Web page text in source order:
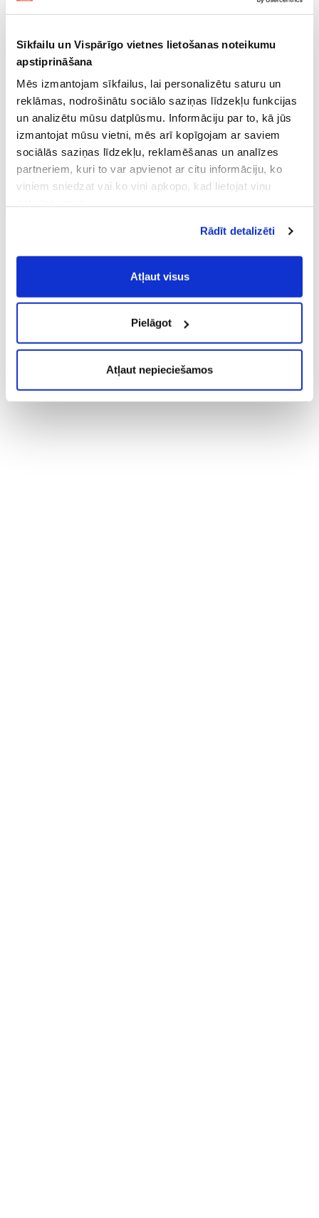
Sīkfailu un Vispārīgo vietnes lietošanas noteikumu
apstiprināšana
Mēs izmantojam sīkfailus, lai personalizētu saturu un
reklāmas, nodrošinātu sociālo saziņas līdzekļu funkcijas
un analizētu mūsu datplūsmu. Informāciju par to, kā jūs
izmantojat mūsu vietni, mēs arī kopīgojam ar saviem
sociālās saziņas līdzekļu, reklamēšanas un analīzes
partneriem, kuri to var apvienot ar citu informāciju, ko
viņiem sniedzat vai ko viņi apkopo, kad lietojat viņu
Vispārīgiem vietnes lietošanas
noteikumiem(saīsināti - VVLN).
Rādīt detalizēti
Atļaut visus
Pielāgot
Atļaut nepieciešamos